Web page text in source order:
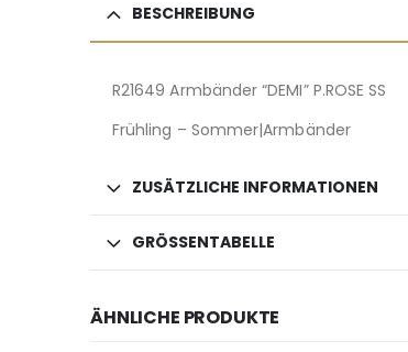
BESCHREIBUNG
R21649 Armbänder “DEMI” P.ROSE SS
Frühling – Sommer|Armbänder
ZUSÄTZLICHE INFORMATIONEN
GRÖSSENTABELLE
ÄHNLICHE PRODUKTE